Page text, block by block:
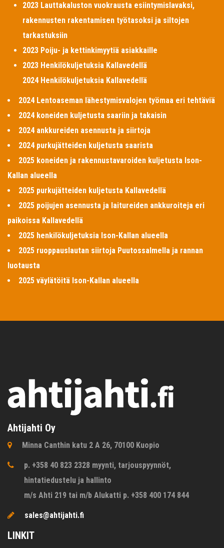
2023 Lauttakaluston vuokrausta esiintymislavaksi,
rakennusten rakentamisen työtasoksi ja siltojen
tarkastuksiin
2023 Poiju- ja kettinkimyytiä asiakkaille
2023 Henkilökuljetuksia Kallavedellä
2024 Henkilökuljetuksia Kallavedellä
2024 Lentoaseman lähestymisvalojen työmaa eri tehtäviä
2024 koneiden kuljetusta saariin ja takaisin
2024 ankkureiden asennusta ja siirtoja
2024 purkujätteiden kuljetusta saarista
2025 koneiden ja rakennustavaroiden kuljetusta Ison-
Kallan alueella
2025 purkujätteiden kuljetusta Kallavedellä
2025 poijujen asennusta ja laitureiden ankkuroiteja eri
paikoissa Kallavedellä
2025 henkilökuljetuksia Ison-Kallan alueella
2025 ruoppauslautan siirtoja Puutossalmella ja rannan
luotausta
2025 väylätöitä Ison-Kallan alueella
Ahtijahti Oy
Minna Canthin katu 2 A 26, 70100 Kuopio
p. +358 40 823 2328 myynti, tarjouspyynnöt,
hintatiedustelu ja hallinto
m/s Ahti 219 tai m/b Alukatti p. +358 400 174 844
sales@ahtijahti.fi
LINKIT